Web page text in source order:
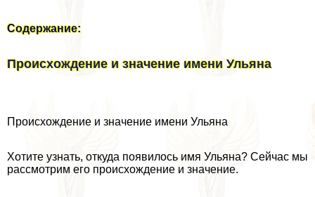
Содержание:
Происхождение и значение имени Ульяна
Происхождение и значение имени Ульяна
Хотите узнать, откуда появилось имя Ульяна? Сейчас мы
рассмотрим его происхождение и значение.